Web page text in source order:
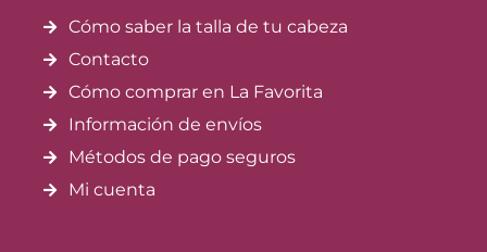
Cómo saber la talla de tu cabeza
Contacto
Cómo comprar en La Favorita
Información de envíos
Métodos de pago seguros
Mi cuenta